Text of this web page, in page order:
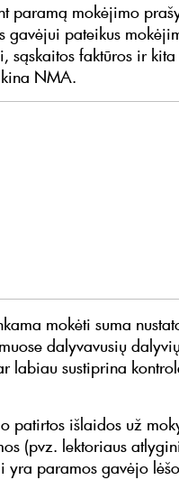
paramą mokėjimo
gavėjui pateikus
sąskaitos faktūros ir
NMA.
mokėti suma
dalyvavusių
labiau sustiprina
patirtos išlaidos už
(pvz. lektoriaus
yra paramos gavėjo